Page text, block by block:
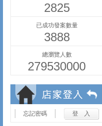
2825
已成功發案數量
3888
總瀏覽人數
279530000
忘記密碼